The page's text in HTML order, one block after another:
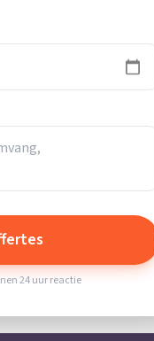
24 uur reactie